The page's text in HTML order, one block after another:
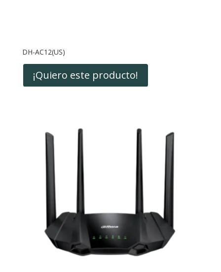
DH-AC12(US)
¡Quiero este producto!